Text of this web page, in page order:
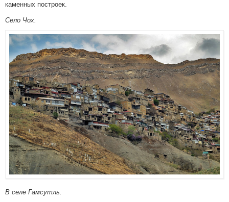
каменных построек.
Село Чох.
В селе Гамсутль.